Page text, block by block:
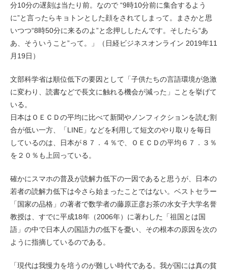
分10分の遅刻は当たり前。なので “9時10分前に集合するよう
に”と言ったらキョトンとした顔をされてしまって。まさかと思
いつつ“8時50分に来るのよ”と念押ししたんです。そしたら“あ
あ、そういうこと”って。」（日経ビジネスオンライン 2019年11
月19日）
文部科学省は順位低下の要因として「子供たちの言語環境が急激
に変わり、読書などで長文に触れる機会が減った」ことを挙げて
いる。
日本はＯＥＣＤの平均に比べて新聞やノンフィクションを読む割
合が低い一方、「LINE」などを利用して短文のやり取りを毎日
しているのは、日本が８７．４％で、ＯＥＣＤの平均６７．３％
を２０％も上回っている。
確かにスマホの普及が読解力低下の一因であると思うが、日本の
若者の読解力低下は今さら始まったことではない。ベストセラー
「国家の品格」の著者で数学者の藤原正彦お茶の水女子大学名誉
教授は、すでに平成18年（2006年）に著わした「祖国とは国
語」の中で日本人の国語力の低下を憂い、その根本の原因を次の
ように指摘しているのである。
「現代は我慢力を培うのが難しい時代である。我が国には真の貧